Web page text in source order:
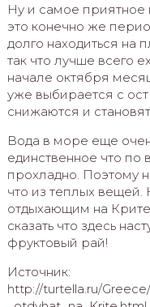
Ну и самое приятное
это конечно же
долго находиться на
так что лучше всего
начале октября
уже выбирается с
снижаются и
Вода в море еще
единственное что
прохладно. Поэтому
что из теплых вещей.
отдыхающим на
сказать что здесь
фруктовый рай!
Источник:
http://turtella.ru/